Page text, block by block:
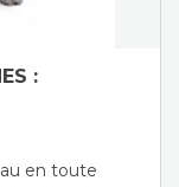
:
en toute